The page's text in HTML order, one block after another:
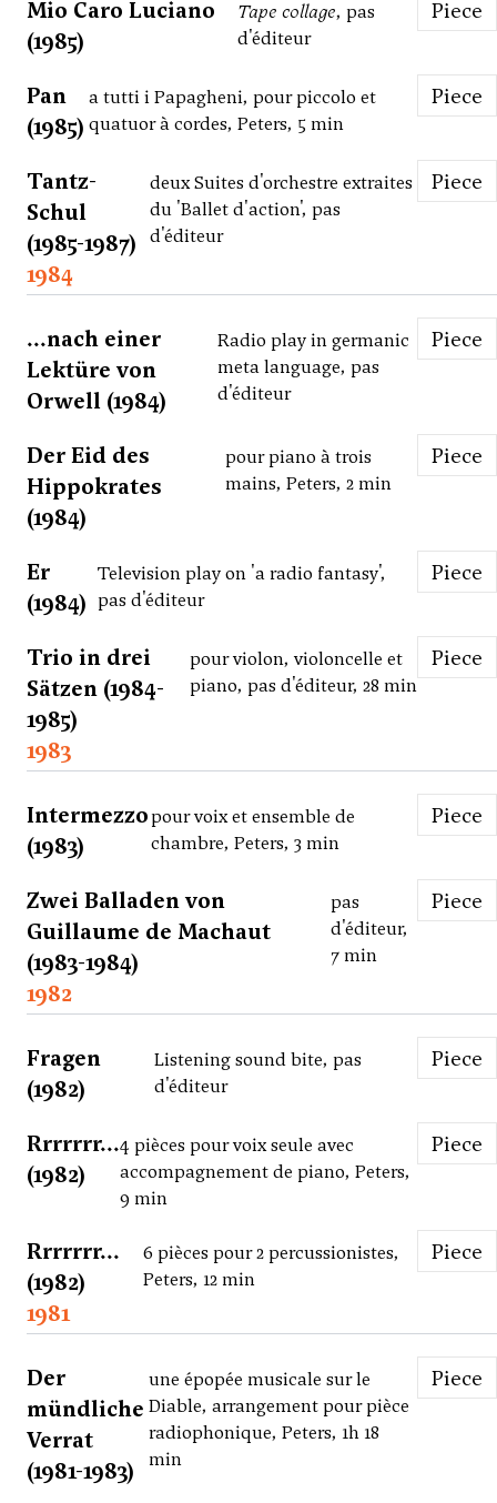
Mio Caro Luciano
(1985)
Tape collage, pas
d'éditeur
Piece
Pan
(1985)
a tutti i Papagheni, pour piccolo et
quatuor à cordes, Peters, 5 min
Piece
Tantz-
Schul
(1985-1987)
deux Suites d'orchestre extraites
du 'Ballet d'action', pas
d'éditeur
Piece
1984
...nach einer
Lektüre von
Orwell (1984)
Radio play in germanic
meta language, pas
d'éditeur
Piece
Der Eid des
Hippokrates
(1984)
pour piano à trois
mains, Peters, 2 min
Piece
Er
(1984)
Television play on 'a radio fantasy',
pas d'éditeur
Piece
Trio in drei
Sätzen (1984-
1985)
pour violon, violoncelle et
piano, pas d'éditeur, 28 min
Piece
1983
Intermezzo
(1983)
pour voix et ensemble de
chambre, Peters, 3 min
Piece
Zwei Balladen von
Guillaume de Machaut
(1983-1984)
pas
d'éditeur,
7 min
Piece
1982
Fragen
(1982)
Listening sound bite, pas
d'éditeur
Piece
Rrrrrrr...
(1982)
4 pièces pour voix seule avec
accompagnement de piano, Peters,
9 min
Piece
Rrrrrrr...
(1982)
6 pièces pour 2 percussionistes,
Peters, 12 min
Piece
1981
Der
mündliche
Verrat
(1981-1983)
une épopée musicale sur le
Diable, arrangement pour pièce
radiophonique, Peters, 1h 18
min
Piece